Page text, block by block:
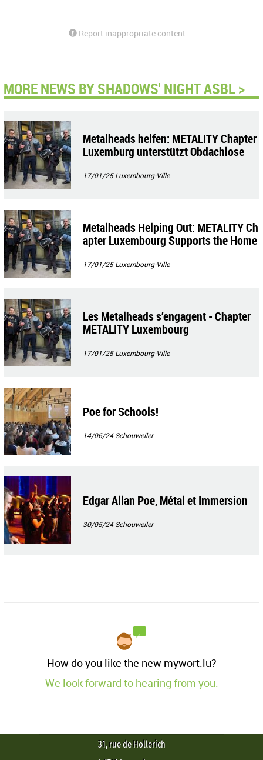
Report inappropriate content
MORE NEWS BY SHADOWS' NIGHT ASBL >
Metalheads helfen: METALITY Chapter
Luxemburg unterstützt Obdachlose
17/01/25Luxembourg-Ville
Metalheads Helping Out: METALITY Ch
apter Luxembourg Supports the Home
17/01/25Luxembourg-Ville
Les Metalheads s’engagent - Chapter
METALITY Luxembourg
17/01/25Luxembourg-Ville
Poe for Schools!
14/06/24Schouweiler
Edgar Allan Poe, Métal et Immersion
30/05/24Schouweiler
How do you like the new mywort.lu?
We look forward to hearing from you.
31, rue de Hollerich